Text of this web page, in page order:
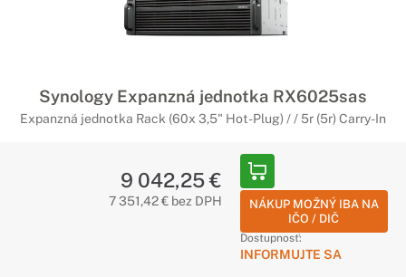
Synology Expanzná jednotka RX6025sas
Expanzná jednotka Rack (60x 3,5" Hot-Plug) / / 5r (5r) Carry-In
9 042,25 €
7 351,42 € bez DPH
NÁKUP MOŽNÝ IBA NA
IČO / DIČ
Dostupnosť:
INFORMUJTE SA